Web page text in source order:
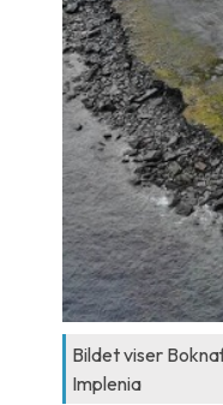
Bildet viser
Implenia